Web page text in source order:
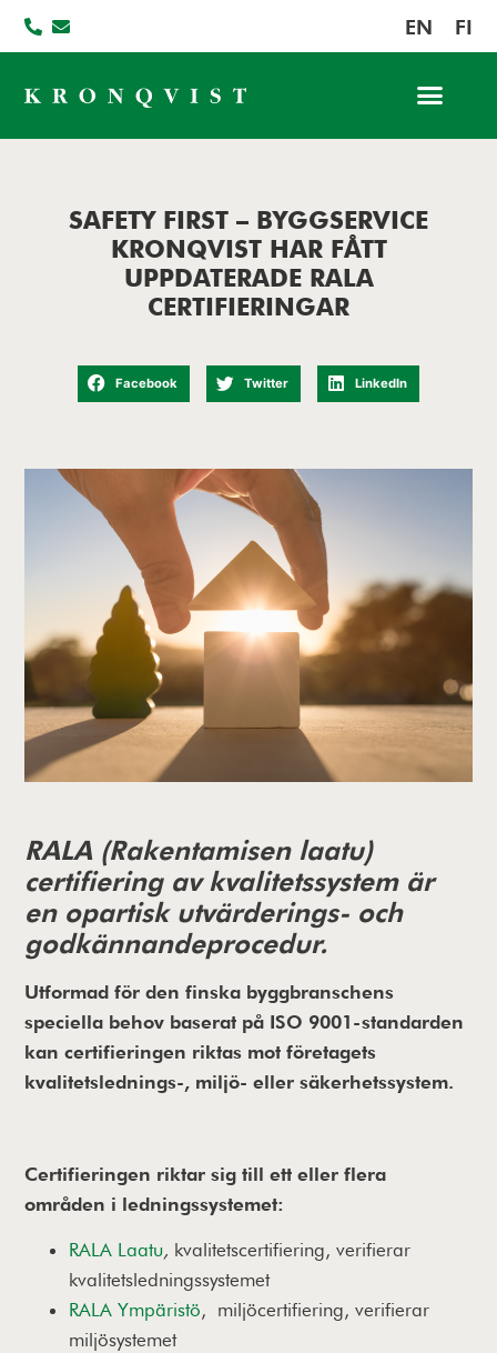
EN FI
SAFETY FIRST – BYGGSERVICE
KRONQVIST HAR FÅTT
UPPDATERADE RALA
CERTIFIERINGAR
Facebook Twitter LinkedIn
RALA (Rakentamisen laatu)
certifiering av kvalitetssystem är
en opartisk utvärderings- och
godkännandeprocedur.
Utformad för den finska byggbranschens
speciella behov baserat på ISO 9001-standarden
kan certifieringen riktas mot företagets
kvalitetslednings-, miljö- eller säkerhetssystem.
Certifieringen riktar sig till ett eller flera
områden i ledningssystemet:
RALA Laatu, kvalitetscertifiering, verifierar
kvalitetsledningssystemet
RALA Ympäristö, miljöcertifiering, verifierar
miljösystemet